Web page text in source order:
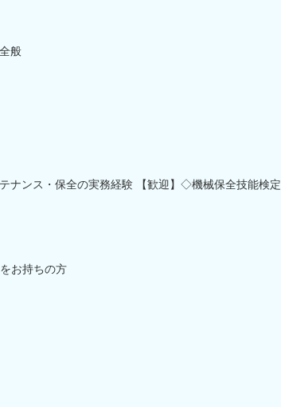
般
ナンス・保全の実務経験 【歓迎】◇機械保全技能検定
お持ちの方